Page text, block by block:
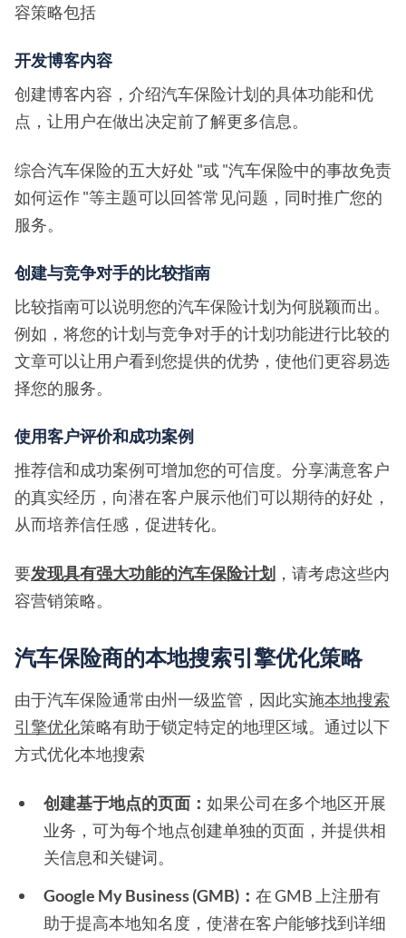
容策略包括
开发博客内容
创建博客内容，介绍汽车保险计划的具体功能和优
点，让用户在做出决定前了解更多信息。
综合汽车保险的五大好处 "或 "汽车保险中的事故免责
如何运作 "等主题可以回答常见问题，同时推广您的
服务。
创建与竞争对手的比较指南
比较指南可以说明您的汽车保险计划为何脱颖而出。
例如，将您的计划与竞争对手的计划功能进行比较的
文章可以让用户看到您提供的优势，使他们更容易选
择您的服务。
使用客户评价和成功案例
推荐信和成功案例可增加您的可信度。分享满意客户
的真实经历，向潜在客户展示他们可以期待的好处，
从而培养信任感，促进转化。
要发现具有强大功能的汽车保险计划 ，请考虑这些内
容营销策略。
汽车保险商的本地搜索引擎优化策略
由于汽车保险通常由州一级监管，因此实施本地搜索
引擎优化策略有助于锁定特定的地理区域。通过以下
方式优化本地搜索
创建基于地点的页面： 如果公司在多个地区开展
业务，可为每个地点创建单独的页面，并提供相
关信息和关键词。
Google My Business (GMB)： 在 GMB 上注册有
助于提高本地知名度，使潜在客户能够找到详细